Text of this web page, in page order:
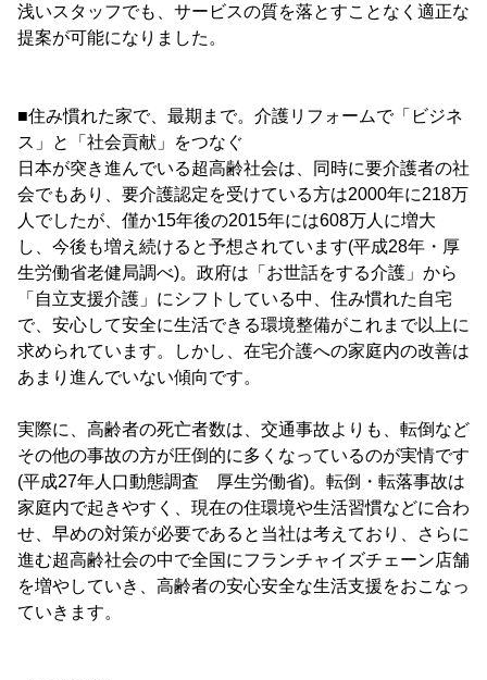
浅いスタッフでも、サービスの質を落とすことなく適正な
提案が可能になりました。
■住み慣れた家で、最期まで。介護リフォームで「ビジネ
ス」と「社会貢献」をつなぐ
日本が突き進んでいる超高齢社会は、同時に要介護者の社
会でもあり、要介護認定を受けている方は2000年に218万
人でしたが、僅か15年後の2015年には608万人に増大
し、今後も増え続けると予想されています(平成28年・厚
生労働省老健局調べ)。政府は「お世話をする介護」から
「自立支援介護」にシフトしている中、住み慣れた自宅
で、安心して安全に生活できる環境整備がこれまで以上に
求められています。しかし、在宅介護への家庭内の改善は
あまり進んでいない傾向です。
実際に、高齢者の死亡者数は、交通事故よりも、転倒など
その他の事故の方が圧倒的に多くなっているのが実情です
(平成27年人口動態調査 厚生労働省)。転倒・転落事故は
家庭内で起きやすく、現在の住環境や生活習慣などに合わ
せ、早めの対策が必要であると当社は考えており、さらに
進む超高齢社会の中で全国にフランチャイズチェーン店舗
を増やしていき、高齢者の安心安全な生活支援をおこなっ
ていきます。